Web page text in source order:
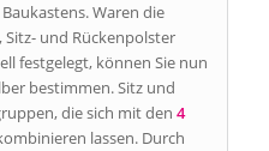
Waren die
und Rückenpolster
festgelegt, können Sie nun
bestimmen. Sitz und
die sich mit den 4
lassen. Durch